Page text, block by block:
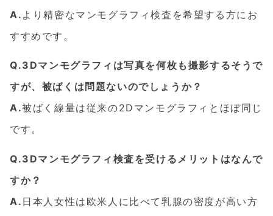
A. より精密なマンモグラフィ検査を希望する方にお
すすめです。
Q.3Dマンモグラフィは写真を何枚も撮影するそうで
すが、被ばくは問題ないのでしょうか？
A.被ばく線量は従来の2Dマンモグラフィとほぼ同じ
です。
Q.3Dマンモグラフィ検査を受けるメリットはなんで
すか？
A. 日本人女性は欧米人に比べて乳腺の密度が高い方